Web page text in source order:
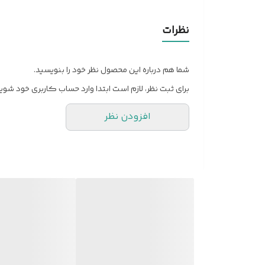
نظرات
شما هم درباره این محصول نظر خود را بنویسید.
برای ثبت نظر، لازم است ابتدا وارد حساب کاربری خود
افزودن نظر